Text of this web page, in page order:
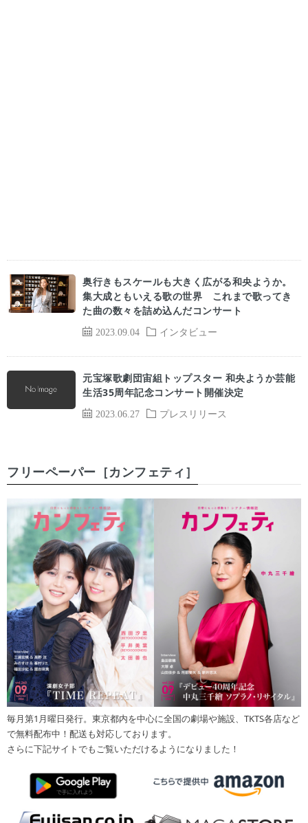
2023.09.04 インタビュー
奥行きもスケールも大きく広がる和央ようか。
集大成ともいえる歌の世界 これまで歌ってき
た曲の数々を詰め込んだコンサート
2023.06.27 プレスリリース
元宝塚歌劇団宙組トップスター 和央ようか芸能
生活35周年記念コンサート開催決定
フリーペーパー［カンフェティ］
毎月第1月曜日発行。東京都内を中心に全国の劇場や施設、TKTS各店など
で無料配布中！配送も対応しております。
さらに下記サイトでもご覧いただけるようになりました！